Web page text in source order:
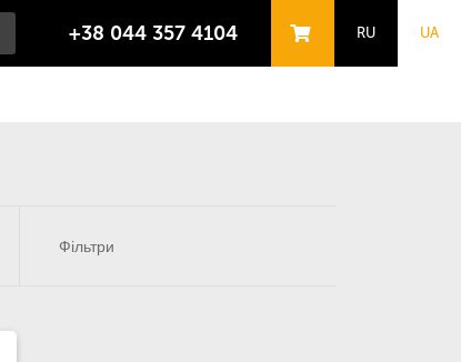
+38 044 357 4104 RU UA
Фільтри